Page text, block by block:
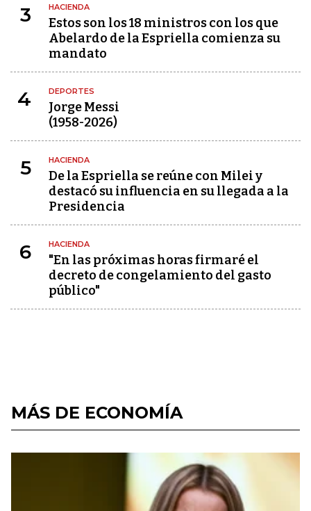
3 HACIENDA
Estos son los 18 ministros con los que
Abelardo de la Espriella comienza su
mandato
4 DEPORTES
Jorge Messi
(1958-2026)
5 HACIENDA
De la Espriella se reúne con Milei y
destacó su influencia en su llegada a la
Presidencia
6 HACIENDA
"En las próximas horas firmaré el
decreto de congelamiento del gasto
público"
MÁS DE ECONOMÍA